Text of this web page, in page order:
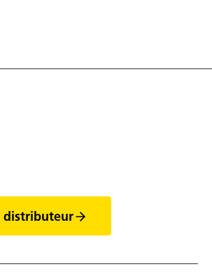
distributeur